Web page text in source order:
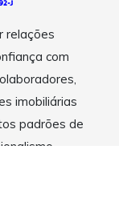
relações
com
imobiliárias
padrões de